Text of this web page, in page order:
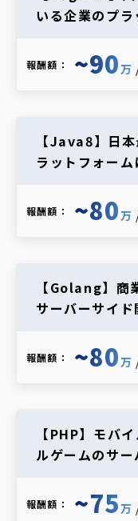
いる企業のプ
報酬額： ~90万
【Java8】日
ラットフォー
報酬額： ~80万
【Golang】商
サーバーサイド
報酬額： ~80万
【PHP】モバ
ルゲームのサ
報酬額： ~75万